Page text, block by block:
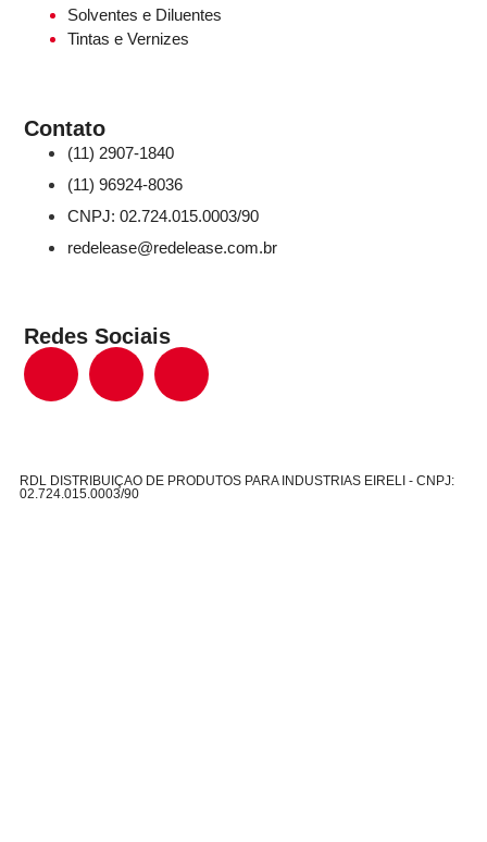
Solventes e Diluentes
Tintas e Vernizes
Contato
(11) 2907-1840
(11) 96924-8036
CNPJ: 02.724.015.0003/90
redelease@redelease.com.br
Redes Sociais
RDL DISTRIBUIÇAO DE PRODUTOS PARA INDUSTRIAS EIRELI - CNPJ:
02.724.015.0003/90